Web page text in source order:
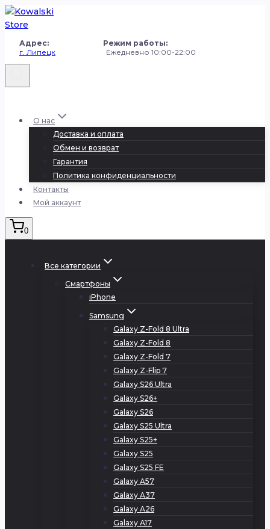
Перейти
к
Адрес: Режим работы:
г. Липецк Ежедневно 10:00-22:00
О нас
Доставка и оплата
Обмен и возврат
Гарантия
Политика конфиденциальности
Контакты
Мой аккаунт
0
Все категории
Смартфоны
iPhone
Samsung
Galaxy Z-Fold 8 Ultra
Galaxy Z-Fold 8
Galaxy Z-Fold 7
Galaxy Z-Flip 7
Galaxy S26 Ultra
Galaxy S26+
Galaxy S26
Galaxy S25 Ultra
Galaxy S25+
Galaxy S25
Galaxy S25 FE
Galaxy A57
Galaxy A37
Galaxy A26
Galaxy A17